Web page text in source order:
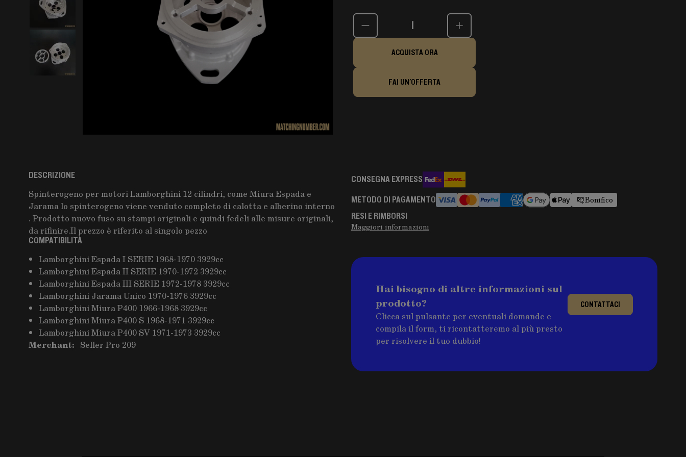
Quantità
ACQUISTA ORA
FAI UN'OFFERTA
DESCRIZIONE
Spinterogeno per motori Lamborghini 12 cilindri, come Miura Espada e
Jarama lo spinterogeno viene venduto completo di calotta e alberino interno
. Prodotto nuovo fuso su stampi originali e quindi fedeli alle misure originali,
da rifinire.Il prezzo è riferito al singolo pezzo
COMPATIBILITÀ
Lamborghini Espada I SERIE 1968-1970 3929cc
Lamborghini Espada II SERIE 1970-1972 3929cc
Lamborghini Espada III SERIE 1972-1978 3929cc
Lamborghini Jarama Unico 1970-1976 3929cc
Lamborghini Miura P400 1966-1968 3929cc
Lamborghini Miura P400 S 1968-1971 3929cc
Lamborghini Miura P400 SV 1971-1973 3929cc
Merchant: Seller Pro 209
CONSEGNA EXPRESS
METODO DI PAGAMENTO
Bonifico
RESI E RIMBORSI
Maggiori informazioni
Hai bisogno di altre informazioni sul
prodotto?
Clicca sul pulsante per eventuali domande e
compila il form, ti ricontatteremo al più presto
per risolvere il tuo dubbio!
CONTATTACI